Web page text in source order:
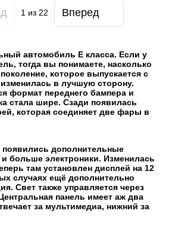
1из 22 Вперед
автомобиль Е класса. Если у
тогда вы понимаете, насколько
которое выпускается с
в лучшую сторону.
формат переднего бампера и
стала шире. Сзади появилась
которая соединяет две фары в
появились дополнительные
больше электроники. Изменилась
там установлен дисплей на 12
случаях ещё дополнительно
Свет также управляется через
панель имеет аж два
за мультимедиа, нижний за